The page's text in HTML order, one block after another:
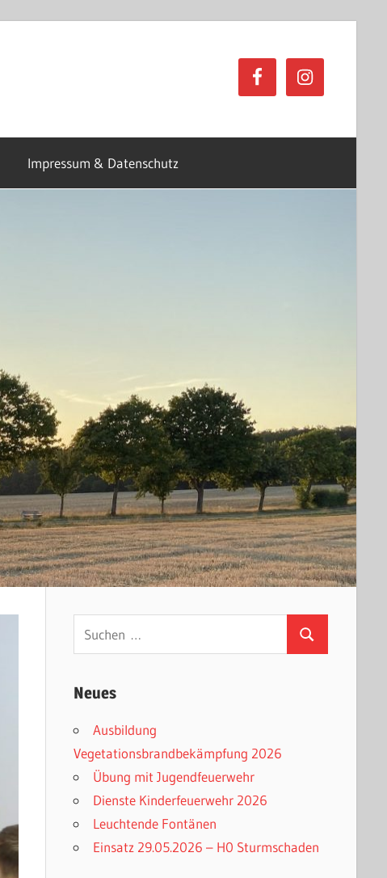
Impressum & Datenschutz
Suchen
nach:
Suchen
Neues
Ausbildung
Vegetationsbrandbekämpfung 2026
Übung mit Jugendfeuerwehr
Dienste Kinderfeuerwehr 2026
Leuchtende Fontänen
Einsatz 29.05.2026 – H0 Sturmschaden